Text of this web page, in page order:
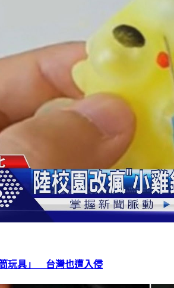
玩具」 台灣也遭入侵